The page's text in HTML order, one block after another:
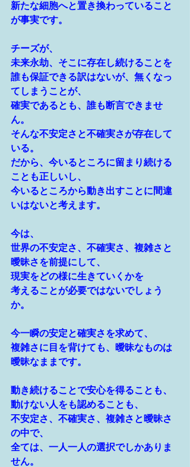
新たな細胞へと置き換わっていること
が事実です。
チーズが、
未来永劫、そこに存在し続けることを
誰も保証できる訳はないが、無くなっ
てしまうことが、
確実であるとも、誰も断言できませ
ん。
そんな不安定さと不確実さが存在して
いる。
だから、今いるところに留まり続ける
ことも正しいし、
今いるところから動き出すことに間違
いはないと考えます。
今は、
世界の不安定さ、不確実さ、複雑さと
曖昧さを前提にして、
現実をどの様に生きていくかを
考えることが必要ではないでしょう
か。
今一瞬の安定と確実さを求めて、
複雑さに目を背けても、曖昧なものは
曖昧なままです。
動き続けることで安心を得ることも、
動けない人をも認めることも、
不安定さ、不確実さ、複雑さと曖昧さ
の中で、
全ては、一人一人の選択でしかありま
せん。